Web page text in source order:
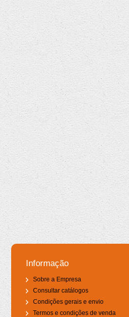
Informação
Sobre a Empresa
Consultar catálogos
Condições gerais e envio
Termos e condições de venda